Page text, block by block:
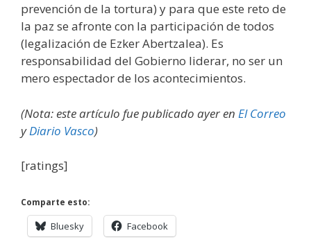
prevención de la tortura) y para que este reto de
la paz se afronte con la participación de todos
(legalización de Ezker Abertzalea). Es
responsabilidad del Gobierno liderar, no ser un
mero espectador de los acontecimientos.
(Nota: este artículo fue publicado ayer en El Correo
yDiario Vasco)
[ratings]
Comparte esto:
Bluesky Facebook